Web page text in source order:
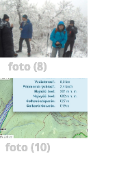
foto (8)
foto (10)